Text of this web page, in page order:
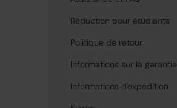
Réduction pour étudiants
Politique de retour
Informations sur la garantie
Informations d'expédition